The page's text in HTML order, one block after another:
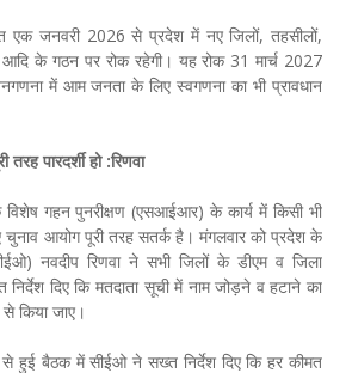
एक जनवरी 2026 से प्रदेश में नए जिलों, तहसीलों,
आदि के गठन पर रोक रहेगी। यह रोक 31 मार्च 2027
में आम जनता के लिए स्वगणना का भी प्रावधान
पारदर्शी हो :रिणवा
गहन पुनरीक्षण (एसआईआर) के कार्य में किसी भी
आयोग पूरी तरह सतर्क है। मंगलवार को प्रदेश के
नवदीप रिणवा ने सभी जिलों के डीएम व जिला
निर्देश दिए कि मतदाता सूची में नाम जोड़ने व हटाने का
से किया जाए।
से हुई बैठक में सीईओ ने सख्त निर्देश दिए कि हर कीमत